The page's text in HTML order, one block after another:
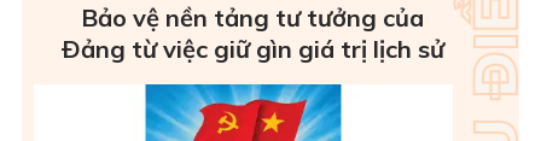
Bảo vệ nền tảng tư tưởng của
Ðảng từ việc giữ gìn giá trị lịch sử